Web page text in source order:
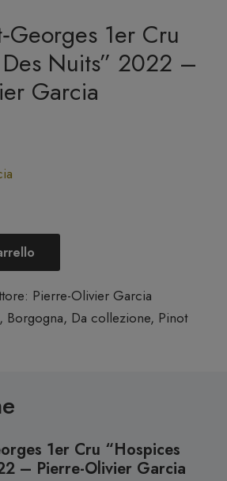
1er Cru
Nuits” 2022 –
Garcia
Pierre-Olivier Garcia
, Borgogna, Da collezione, Pinot
1er Cru “Hospices
– Pierre-Olivier Garcia